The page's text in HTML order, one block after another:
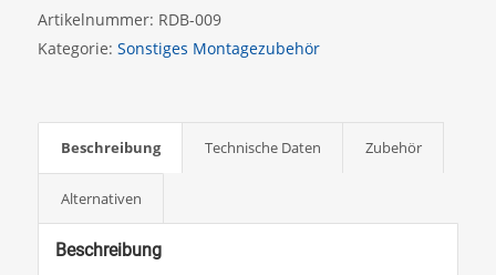
Artikelnummer: RDB-009
Kategorie: Sonstiges Montagezubehör
Beschreibung Technische Daten Zubehör
Alternativen
Beschreibung